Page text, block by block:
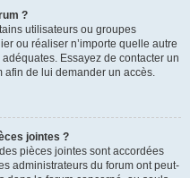
?
utilisateurs ou groupes
ou réaliser n’importe quelle autre
Essayez de contacter un
afin de lui demander un accès.
jointes ?
pièces jointes sont accordées
administrateurs du forum ont peut-